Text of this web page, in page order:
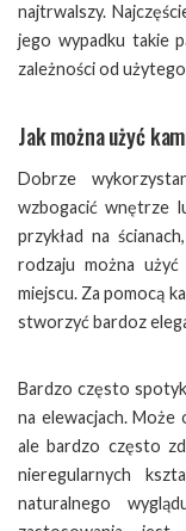
najtrwalszy.
jego wypadku takie
zależności od
Jak można użyć
Dobrze
wzbogacić wnętrze
przykład na
rodzaju można
miejscu. Za pomocą
stworzyć bardoz
Bardzo często
na elewacjach.
ale bardzo często
nieregularnych
naturalnego